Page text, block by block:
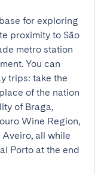
for exploring
proximity to São
metro station
You can
trips: take the
of the nation
of Braga,
Wine Region,
all while
Porto at the end